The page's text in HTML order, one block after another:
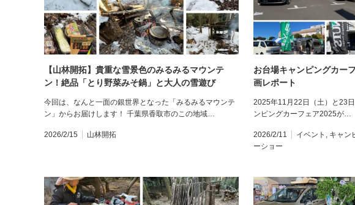
【山林開拓】貴重な雪景色のみるみるマウンテ
ン！絶品「とり野菜みそ鍋」と大人の雪遊び
今回は、なんと一面の銀世界となった「みるみるマウンテ
ン」からお届けします！ 千葉県香取市のこの地域…
2026/2/15 山林開拓
お台場キャンピングカー
画レポート
2025年11月22日（土）と23
ンピングカーフェア2025が…
2026/2/11 イベント , キャン
ーショー